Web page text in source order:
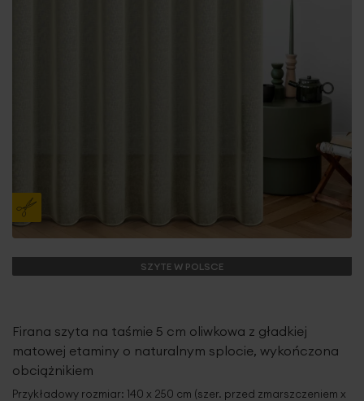
SZYTE W POLSCE
Firana szyta na taśmie 5 cm oliwkowa z gładkiej
matowej etaminy o naturalnym splocie, wykończona
obciążnikiem
Przykładowy rozmiar: 140 x 250 cm (szer. przed zmarszczeniem x